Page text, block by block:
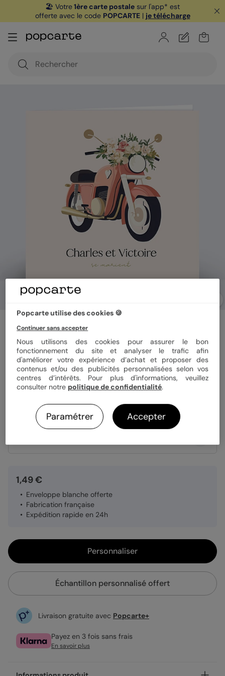
🏖️ Votre1ère carte postale sur l'app* est
offerte avec le code POPCARTE| je télécharge
Moto des mariés
Format 14x14 cm plié
Papier Papier Satiné
1,49 €
Enveloppe blanche offerte
Fabrication française
Expédition rapide en 24h
Personnaliser
Échantillon personnalisé offert
Livraison gratuite avec Popcarte+
Payez en 3 fois sans frais
En savoir plus
Popcarte utilise des cookies 🍪
Continuer sans accepter
Nous utilisons des cookies pour assurer le bon
fonctionnement du site et analyser le trafic afin
d'améliorer votre expérience d’achat et proposer des
contenus et/ou des publicités personnalisées selon vos
centres d’intérêts. Pour plus d'informations, veuillez
consulter notre politique de confidentialité.
Paramétrer Accepter